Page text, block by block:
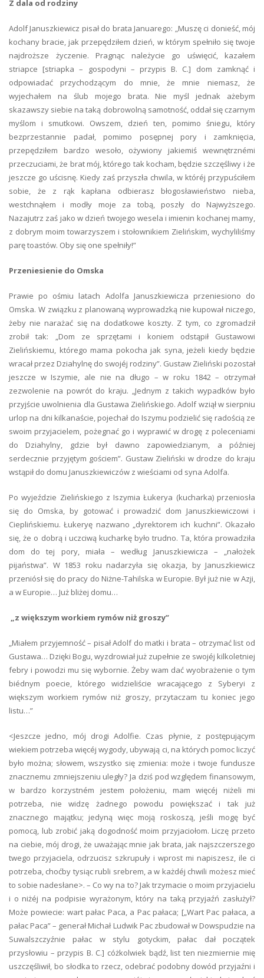
Z dala od rodziny
Adolf Januszkiewicz pisał do brata Januarego: „Muszę ci donieść, mój
kochany bracie, jak przepędziłem dzień, w którym spełniło się twoje
najdroższe życzenie. Pragnąc należycie go uświęcić, kazałem
striapce [striapka – gospodyni – przypis B. C.] dom zamknąć i
odpowiadać przychodzącym do mnie, że mnie niemasz, że
wyjechałem na ślub mojego brata. Nie myśl jednak ażebym
skazawszy siebie na taką dobrowolną samotność, oddał się czarnym
myślom i smutkowi. Owszem, dzień ten, pomimo śniegu, który
bezprzestannie padał, pomimo posępnej pory i zamknięcia,
przepędziłem bardzo wesoło, ożywiony jakiemiś wewnętrznémi
przeczuciami, że brat mój, którego tak kocham, będzie szczęśliwy i że
jeszcze go uścisnę. Kiedy zaś przyszła chwila, w któréj przypuściłem
sobie, że z rąk kapłana odbierasz błogosławieństwo nieba,
westchnąłem i modły moje za tobą, poszły do Najwyższego.
Nazajutrz zaś jako w dzień twojego wesela i imienin kochanej mamy,
z dobrym moim towarzyszem i stołownikiem Zielińskim, wychyliliśmy
parę toastów. Oby się one spełniły!”
Przeniesienie do Omska
Prawie po ośmiu latach Adolfa Januszkiewicza przeniesiono do
Omska. W związku z planowaną wyprowadzką nie kupował niczego,
żeby nie narażać się na dodatkowe koszty. Z tym, co zgromadził
zrobił tak: „Dom ze sprzętami i koniem odstąpił Gustawowi
Zielińskiemu, którego mama pokocha jak syna, jeżeli kiedy będzie
wracał przez Dziahylnę do swojéj rodziny”. Gustaw Zieliński pozostał
jeszcze w Iszymie, ale nie na długo – w roku 1842 – otrzymał
zezwolenie na powrót do kraju. „Jednym z takich wypadków było
przyjście uwolnienia dla Gustawa Zielińskiego. Adolf wziął w sierpniu
urlop na dni kilkanaście, pojechał do Iszymu podzielić się radością ze
swoim przyjacielem, pożegnać go i wyprawić w drogę z poleceniami
do Dziahylny, gdzie był dawno zapowiedzianym, a później
serdecznie przyjętym gościem”. Gustaw Zieliński w drodze do kraju
wstąpił do domu Januszkiewiczów z wieściami od syna Adolfa.
Po wyjeździe Zielińskiego z Iszymia Łukerya (kucharka) przeniosła
się do Omska, by gotować i prowadzić dom Januszkiewiczowi i
Cieplińskiemu. Łukeryę nazwano „dyrektorem ich kuchni”. Okazało
się, że o dobrą i uczciwą kucharkę było trudno. Ta, która prowadziła
dom do tej pory, miała – według Januszkiewicza – „nałożek
pijaństwa”. W 1853 roku nadarzyła się okazja, by Januszkiewicz
przeniósł się do pracy do Niżne-Tahilska w Europie. Był już nie w Azji,
a w Europie… Już bliżej domu…
„z większym workiem rymów niż groszy”
„Miałem przyjemność – pisał Adolf do matki i brata – otrzymać list od
Gustawa… Dzięki Bogu, wyzdrowiał już zupełnie ze swojéj kilkoletniej
febry i powodzi mu się wybornie. Żeby wam dać wyobrażenie o tym
biédnym poecie, którego widzieliście wracającego z Syberyi z
większym workiem rymów niż groszy, przytaczam tu koniec jego
listu…”
<Jeszcze jedno, mój drogi Adolfie. Czas płynie, z postępującym
wiekiem potrzeba więcéj wygody, ubywają ci, na których pomoc liczyć
było można; słowem, wszystko się zmienia: może i twoje fundusze
znacznemu zmniejszeniu uległy? Ja dziś pod względem finansowym,
w bardzo korzystném jestem położeniu, mam więcéj niżeli mi
potrzeba, nie widzę żadnego powodu powiększać i tak już
znacznego majątku; jedyną więc moją roskoszą, jeśli mogę być
pomocą, lub zrobić jaką dogodność moim przyjaciołom. Liczę przeto
na ciebie, mój drogi, że uważając mnie jak brata, jak najszczerszego
twego przyjaciela, odrzucisz szkrupuły i wprost mi napiszesz, ile ci
potrzeba, choćby tysiąc rubli srebrem, a w każdéj chwili możesz mieć
to sobie nadesłane>. – Co wy na to? Jak trzymacie o moim przyjacielu
i o niżéj na podpisie wyrażonym, który na taką przyjaźń zasłużył?
Może powiecie: wart pałac Paca, a Pac pałaca; [„Wart Pac pałaca, a
pałac Paca” – generał Michał Ludwik Pac zbudował w Dowspudzie na
Suwalszczyźnie pałac w stylu gotyckim, pałac dał początek
przysłowiu – przypis B. C.] cóżkolwiek bądź, list ten niezmiernie mię
uszczęśliwił, bo słodka to rzecz, odebrać podobny dowód przyjaźni i